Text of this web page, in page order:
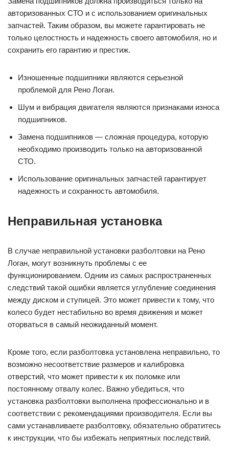
авторизованных СТО и с использованием оригинальных
запчастей. Таким образом, вы можете гарантировать не
только целостность и надежность своего автомобиля, но и
сохранить его гарантию и престиж.
Изношенные подшипники являются серьезной
проблемой для Рено Логан.
Шум и вибрация двигателя являются признаками износа
подшипников.
Замена подшипников — сложная процедура, которую
необходимо производить только на авторизованной
СТО.
Использование оригинальных запчастей гарантирует
надежность и сохранность автомобиля.
Неправильная установка
В случае неправильной установки разболтовки на Рено
Логан, могут возникнуть проблемы с ее
функционированием. Одним из самых распространенных
следствий такой ошибки является углубление соединения
между диском и ступицей. Это может привести к тому, что
колесо будет нестабильно во время движения и может
оторваться в самый неожиданный момент.
Кроме того, если разболтовка установлена неправильно, то
возможно несоответствие размеров и калибровка
отверстий, что может привести к их поломке или
постоянному отвалу колес. Важно убедиться, что
установка разболтовки выполнена профессионально и в
соответствии с рекомендациями производителя. Если вы
сами устанавливаете разболтовку, обязательно обратитесь
к инструкции, что бы избежать неприятных последствий.